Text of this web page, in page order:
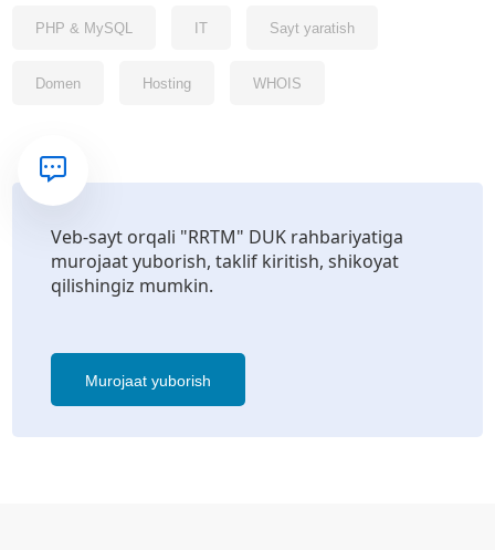
PHP & MySQL IT Sayt yaratish
Domen Hosting WHOIS
Veb-sayt orqali "RRTM" DUK rahbariyatiga
murojaat yuborish, taklif kiritish, shikoyat
qilishingiz mumkin.
Murojaat yuborish